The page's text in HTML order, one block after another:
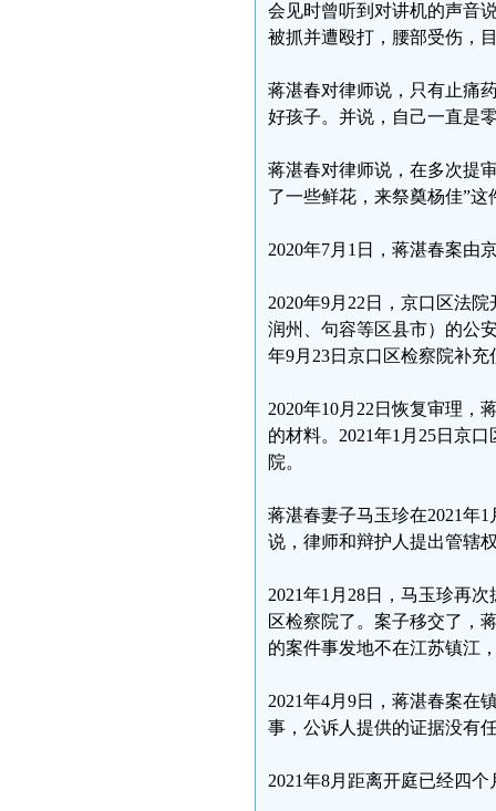
会见时曾听到对讲机的声音
被抓并遭殴打，腰部受伤，
蒋湛春对律师说，只有止痛
好孩子。并说，自己一直是
蒋湛春对律师说，在多次提
了一些鲜花，来祭奠杨佳”这
2020年7月1日，蒋湛春案由
2020年9月22日，京口区法
润州、句容等区县市）的公
年9月23日京口区检察院补充
2020年10月22日恢复审理，
的材料。2021年1月25日京
院。
蒋湛春妻子马玉珍在2021年
说，律师和辩护人提出管辖
2021年1月28日，马玉珍再
区检察院了。案子移交了，
的案件事发地不在江苏镇江
2021年4月9日，蒋湛春案在
事，公诉人提供的证据没有
2021年8月距离开庭已经四